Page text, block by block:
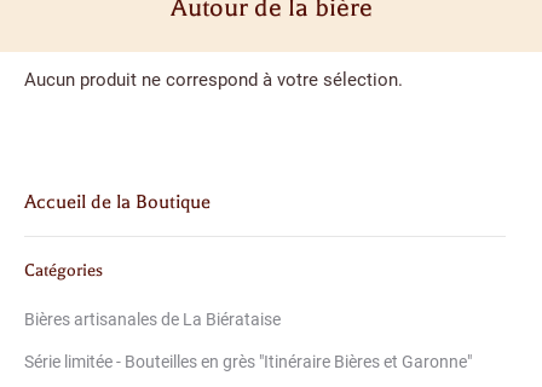
Autour de la bière
Aucun produit ne correspond à votre sélection.
Accueil de la Boutique
Catégories
Bières artisanales de La Biérataise
Série limitée - Bouteilles en grès "Itinéraire Bières et Garonne"